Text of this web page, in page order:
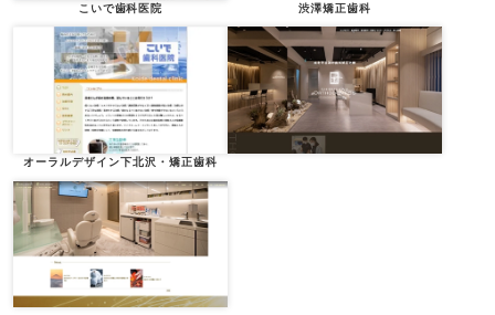
こいで歯科医院 渋澤矯正歯科
オーラルデザイン下北沢・矯正歯科